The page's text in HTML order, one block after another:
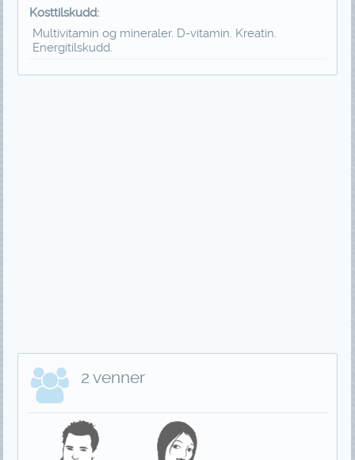
Kosttilskudd:
Multivitamin og mineraler. D-vitamin. Kreatin.
Energitilskudd.
2 venner